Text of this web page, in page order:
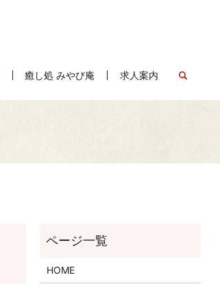
癒し処 みやび庵 求人案内 search
HOME